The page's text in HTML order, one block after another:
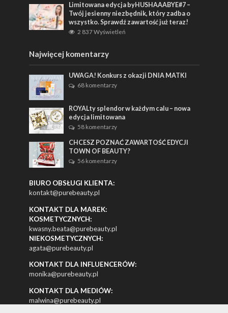
Limitowana edycja byHUSHAAABYE#7 –
Twój jesienny niezbędnik, który zadba o
wszystko. Sprawdź zawartość już teraz!
2 837 Wyświetleń
Najwięcej komentarzy
UWAGA! Konkurs z okazji DNIA MATKI
68 komentarzy
ROYALty splendor w każdym calu – nowa
edycja limitowana
58 komentarzy
CHCESZ POZNAĆ ZAWARTOŚĆ EDYCJI
TOWN OF BEAUTY?
56 komentarzy
BIURO OBSŁUGI KLIENTA:
kontakt@purebeauty.pl
KONTAKT DLA MAREK:
KOSMETYCZNYCH:
kwasny.beata@purebeauty.pl
NIEKOSMETYCZNYCH:
agata@purebeauty.pl
KONTAKT DLA INFLUENCERÓW:
monika@purebeauty.pl
KONTAKT DLA MEDIÓW:
malwina@purebeauty.pl